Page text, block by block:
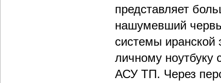
представляет
нашумевший
системы иранской
личному ноутбуку
АСУ ТП. Через